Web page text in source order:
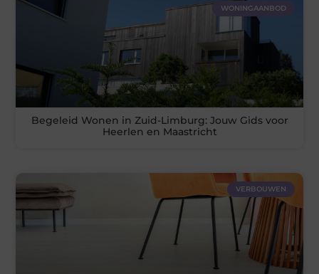
WONINGAANBOD
Begeleid Wonen in Zuid-Limburg: Jouw Gids voor
Heerlen en Maastricht
VERBOUWEN